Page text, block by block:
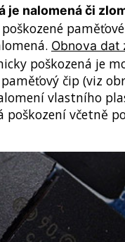
je nalomená či
Obnova dat
poškozená je
čip (viz
vlastního
včetně